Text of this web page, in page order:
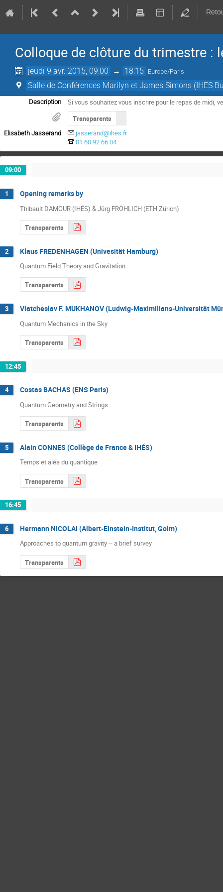
Colloque de clôture du trimestre :
jeudi 9 avr. 2015, 09:00 → 18:15 Europe/Paris
Salle de Conférences Marilyn et James Simons (IHES
Description
Si vous souhaitez vous inscrire pour le repas de midi,
Transparents
Elisabeth Jasserand
jasserand@ihes.fr
01 60 92 66 04
09:00
1 Opening remarks by
Thibault DAMOUR (IHÉS) & Jürg FRÖHLICH (ETH Zürich)
Transparents
2 Klaus FREDENHAGEN (Univesität Hamburg)
Quantum Field Theory and Gravitation
Transparents
3 Viatcheslav F. MUKHANOV (Ludwig-Maximilians-Universität
Quantum Mechanics in the Sky
Transparents
12:45
4 Costas BACHAS (ENS Paris)
Quantum Geometry and Strings
Transparents
5 Alain CONNES (Collège de France & IHÉS)
Temps et aléa du quantique
Transparents
16:45
6 Hermann NICOLAI (Albert-Einstein-Institut, Golm)
Approaches to quantum gravity -- a brief survey
Transparents